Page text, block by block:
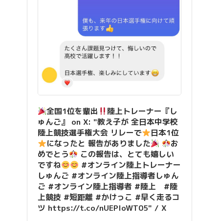
全国1位を輩出
陸上トレーナー『し
ゅんご』 on X: "教え子が 全日本中学校
陸上競技選手権大会 リレーで
日本1位
になったと 報告がありました
お
めでとう
この報告は、とても嬉しい
ですね
#オンライン陸上トレーナー
しゅんご #オンライン陸上指導者しゅん
ご #オンライン陸上指導者 #陸上 #陸
上競技 #短距離 #かけっこ #早く走るコ
ツ https://t.co/nUEPloWT05" / X